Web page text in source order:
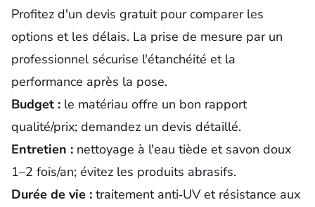
Profitez d'un devis gratuitpour comparer les
options et les délais. La prise de mesure par un
professionnel sécurise l'étanchéité et la
performance après la pose.
Budget : le matériau offre un bon rapport
qualité/prix; demandez un devis détaillé.
Entretien : nettoyage à l'eau tiède et savon doux
1–2 fois/an; évitez les produits abrasifs.
Durée de vie : traitement anti‑UV et résistance aux